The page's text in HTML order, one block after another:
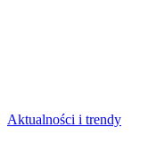
Aktualności i trendy